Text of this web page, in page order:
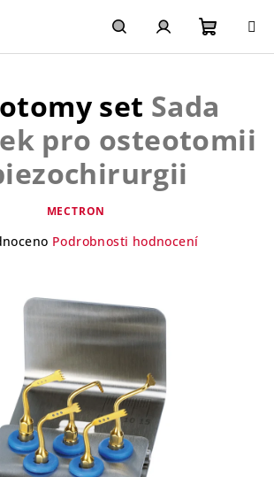
HledatPřihlášení
košík
set Sada
pro osteotomii
MECTRON
Podrobnosti hodnocení